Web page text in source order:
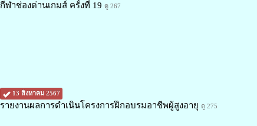
กีฬาช่องด่านเกมส์ ครั้งที่ 19 ดู 267
13 สิงหาคม 2567
รายงานผลการดำเนินโครงการฝึกอบรมอาชีพผู้สูงอายุ ดู 275